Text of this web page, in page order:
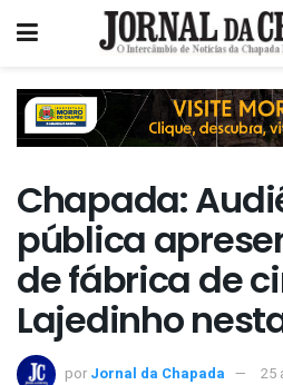
Chapada:
pública
de fábrica de
Lajedinho
por Jornal da Chapada 25